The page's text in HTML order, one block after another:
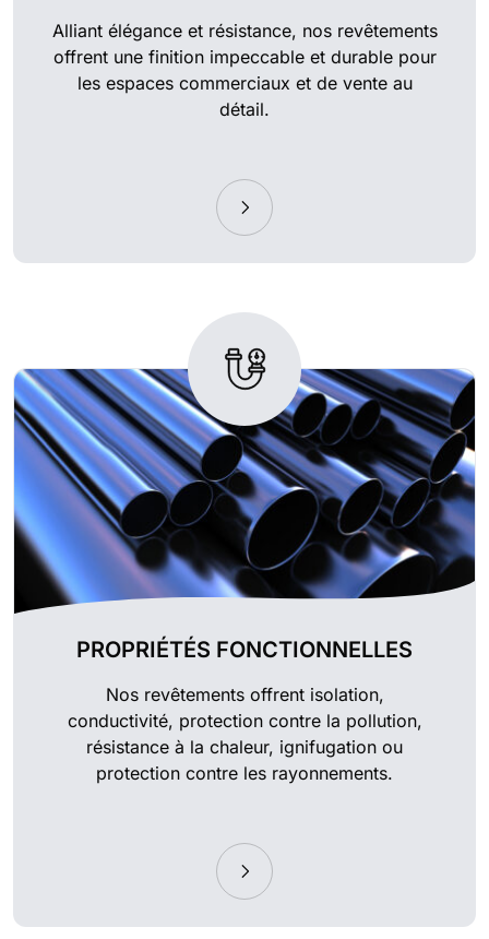
Alliant élégance et résistance, nos revêtements
offrent une finition impeccable et durable pour
les espaces commerciaux et de vente au
détail.
PROPRIÉTÉS FONCTIONNELLES
Nos revêtements offrent isolation,
conductivité, protection contre la pollution,
résistance à la chaleur, ignifugation ou
protection contre les rayonnements.